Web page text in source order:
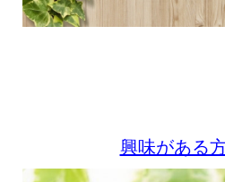
興味がある